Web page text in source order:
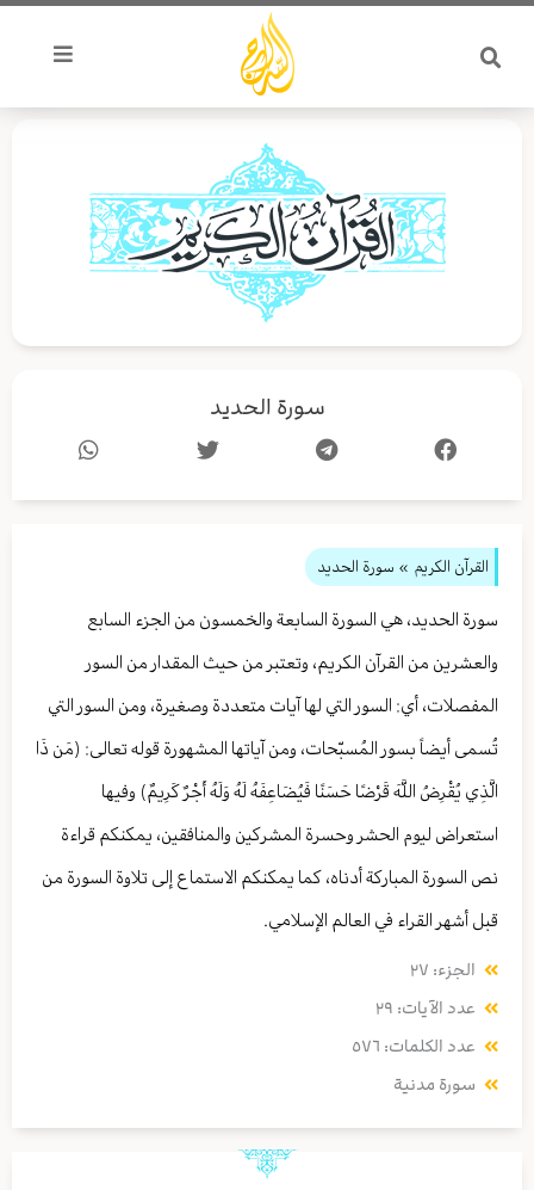
تخطي
المحتوى
سورة الحديد
القرآن الكريم » سورة الحديد
سورة الحديد، هي السورة السابعة والخمسون من الجزء السابع
والعشرين من القرآن الكريم، وتعتبر من حيث المقدار من السور
المفصلات، أي: السور التي لها آيات متعددة وصغيرة، ومن السور التي
تُسمى أيضاً بسور المُسبّحات، ومن آياتها المشهورة قوله تعالى: ﴿مَن ذَا
الَّذِي يُقْرِضُ اللَّهَ قَرْضًا حَسَنًا فَيُضَاعِفَهُ لَهُ وَلَهُ أَجْرٌ كَرِيمٌ﴾ وفيها
استعراض ليوم الحشر وحسرة المشركين والمنافقين، يمكنكم قراءة
نص السورة المباركة أدناه، كما يمكنكم الاستماع إلى تلاوة السورة من
قبل أشهر القراء في العالم الإسلامي.
الجزء: ٢٧
عدد الآيات: ٢٩
عدد الكلمات: ٥٧٦
سورة مدنية